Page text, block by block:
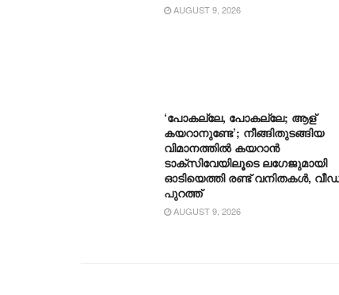
AUGUST 9, 2026
‘പോകല്ലേ, പോകല്ലേ; ആള്
കയറാനുണ്ടേ’; നീങ്ങിതുടങ്ങിയ
വിമാനത്തിൽ കയറാൻ
ടാക്സിവേയിലൂടെ ലഗേജുമായി
ഓടിയെത്തി രണ്ട് വനിതകൾ,
പുറത്ത്
AUGUST 9, 2026